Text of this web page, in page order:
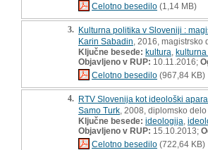
Celotno besedilo (1,14 MB)
3. Kulturna politika v Sloveniji :
Karin Sabadin , 2016, magistrsko
Ključne besede: kultura
Objavljeno v RUP: 10.11.2016;
Celotno besedilo (967,84 KB)
4. RTV Slovenija kot ideološki
Samo Turk , 2008, diplomsko delo
Ključne besede: ideologija
Objavljeno v RUP: 15.10.2013;
Celotno besedilo (722,64 KB)